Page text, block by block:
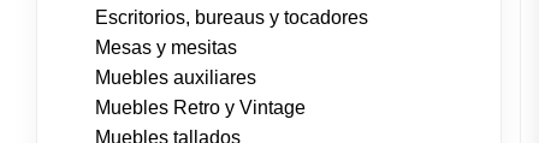
Escritorios, bureaus y tocadores
Mesas y mesitas
Muebles auxiliares
Muebles Retro y Vintage
Muebles tallados